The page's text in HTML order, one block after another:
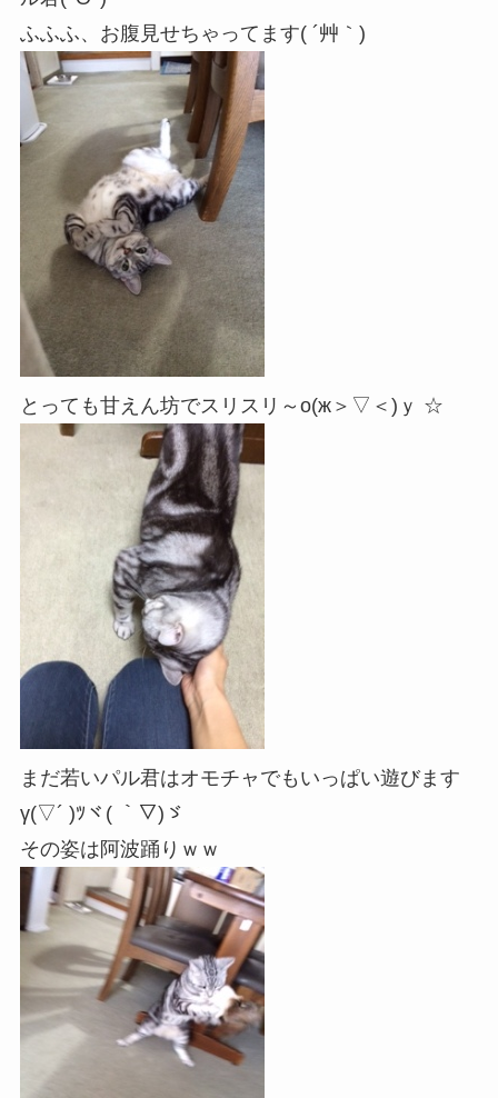
ふふふ、お腹見せちゃってます( ´艸｀)
とっても甘えん坊でスリスリ～о(ж＞▽＜)ｙ ☆
まだ若いパル君はオモチャでもいっぱい遊びます
γ(▽´ )ﾂヾ( ｀▽)ゞ
その姿は阿波踊りｗｗ